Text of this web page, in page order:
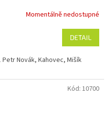
Momentálně nedostupné
DETAIL
Petr Novák, Kahovec, Mišík
Kód: 10700